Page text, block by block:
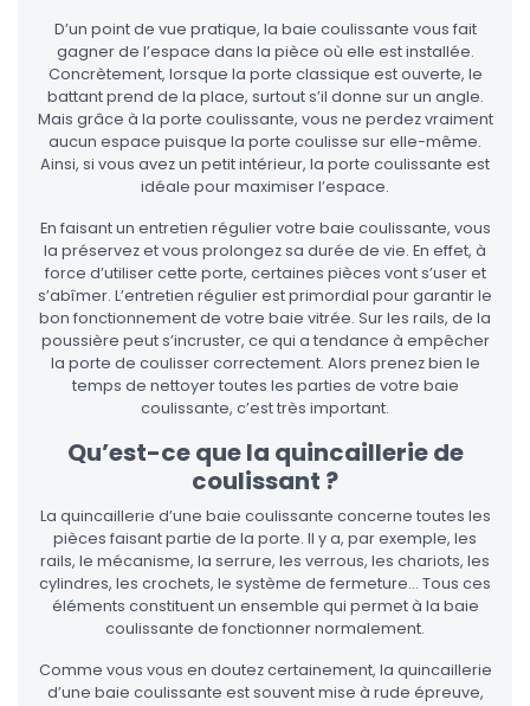
D’un point de vue pratique, la baie coulissante vous fait
gagner de l’espace dans la pièce où elle est installée.
Concrètement, lorsque la porte classique est ouverte, le
battant prend de la place, surtout s’il donne sur un angle.
Mais grâce à la porte coulissante, vous ne perdez vraiment
aucun espace puisque la porte coulisse sur elle-même.
Ainsi, si vous avez un petit intérieur, la porte coulissante est
idéale pour maximiser l’espace.
En faisant un entretien régulier votre baie coulissante, vous
la préservez et vous prolongez sa durée de vie. En effet, à
force d’utiliser cette porte, certaines pièces vont s’user et
s’abîmer. L’entretien régulier est primordial pour garantir le
bon fonctionnement de votre baie vitrée. Sur les rails, de la
poussière peut s’incruster, ce qui a tendance à empêcher
la porte de coulisser correctement. Alors prenez bien le
temps de nettoyer toutes les parties de votre baie
coulissante, c’est très important.
Qu’est-ce que la quincaillerie de
coulissant ?
La quincaillerie d’une baie coulissante concerne toutes les
pièces faisant partie de la porte. Il y a, par exemple, les
rails, le mécanisme, la serrure, les verrous, les chariots, les
cylindres, les crochets, le système de fermeture… Tous ces
éléments constituent un ensemble qui permet à la baie
coulissante de fonctionner normalement.
Comme vous vous en doutez certainement, la quincaillerie
d’une baie coulissante est souvent mise à rude épreuve,